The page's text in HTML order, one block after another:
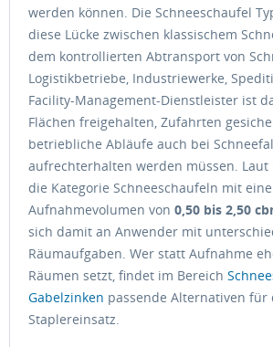
werden können. Die Schneeschaufel
diese Lücke zwischen klassischem
dem kontrollierten Abtransport von
Logistikbetriebe, Industriewerke,
Facility-Management-Dienstleister ist
Flächen freigehalten, Zufahrten
betriebliche Abläufe auch bei
aufrechterhalten werden müssen. Laut
die Kategorie Schneeschaufeln mit
Aufnahmevolumen von 0,50 bis 2,50
sich damit an Anwender mit
Räumaufgaben. Wer statt Aufnahme
Räumen setzt, findet im Bereich
Gabelzinken passende Alternativen für
Staplereinsatz.